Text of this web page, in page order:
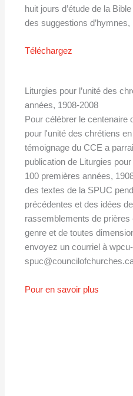
huit jours d’étude de la
des suggestions d’hymnes,
Téléchargez
Liturgies pour l’unité des
années, 1908-2008
Pour célébrer le centenaire
pour l'unité des chrétiens
témoignage du CCE a
publication de Liturgies
100 premières années,
des textes de la SPUC
précédentes et des idées
rassemblements de
genre et de toutes
envoyez un courriel à wpcu-
Pour en savoir plus